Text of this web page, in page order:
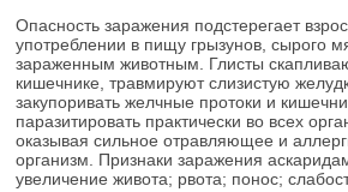
Опасность заражения подстерегает
употреблении в пищу грызунов, сырого
зараженным животным. Глисты
кишечнике, травмируют слизистую
закупоривать желчные протоки и
паразитировать практически во всех
оказывая сильное отравляющее и
организм. Признаки заражения
увеличение живота; рвота; понос;